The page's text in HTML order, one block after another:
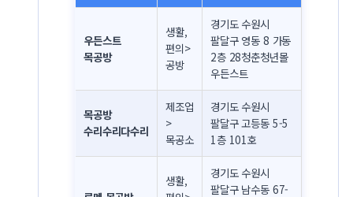
우든스트
목공방
생활,
편의>
공방
경기도 수원시
팔달구 영동 8 가동
2층 28청춘청년몰
우든스트
목공방
수리수리다수리
제조업
>
목공소
경기도 수원시
팔달구 고등동 5-5
1층 101호
생활,
경기도 수원시
팔달구 남수동 67-